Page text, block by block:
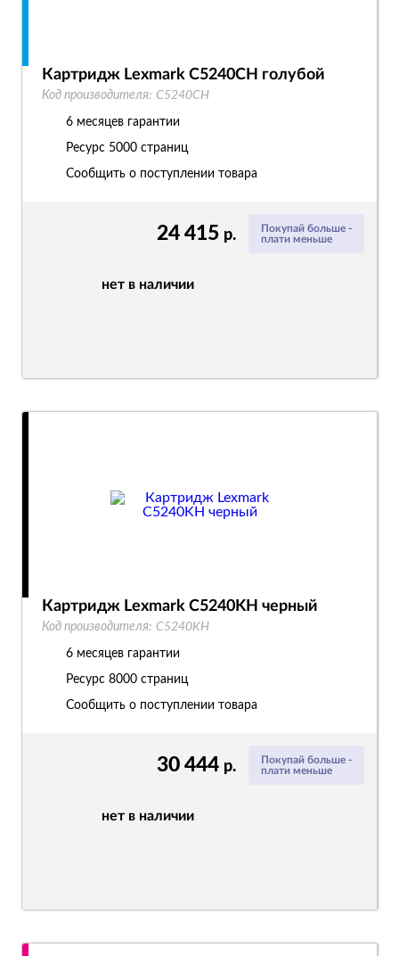
Покупай больше -
плати меньше
24 415 р.
нет в наличии
Картридж Lexmark C5240CH голубой
Код производителя: C5240CH
6 месяцев гарантии
Ресурс 5000 страниц
Сообщить о поступлении товара
Покупай больше -
плати меньше
30 444 р.
нет в наличии
Картридж Lexmark C5240KH черный
Код производителя: C5240KH
6 месяцев гарантии
Ресурс 8000 страниц
Сообщить о поступлении товара